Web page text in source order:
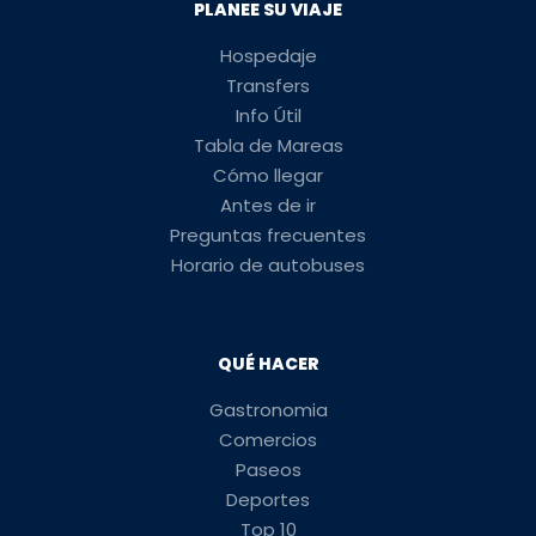
PLANEE SU VIAJE
Hospedaje
Transfers
Info Útil
Tabla de Mareas
Cómo llegar
Antes de ir
Preguntas frecuentes
Horario de autobuses
QUÉ HACER
Gastronomia
Comercios
Paseos
Deportes
Top 10